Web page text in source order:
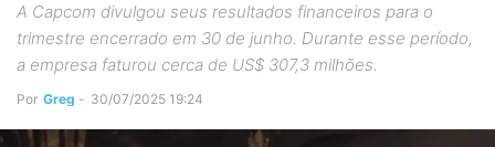
A Capcom divulgou seus resultados financeiros para o
trimestre encerrado em 30 de junho. Durante esse período,
a empresa faturou cerca de US$ 307,3 milhões.
Por Greg - 30/07/2025 19:24